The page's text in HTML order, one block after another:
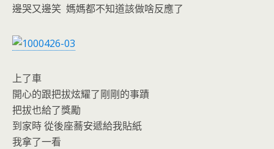
邊哭又邊笑 媽媽都不知道該做啥反應了
上了車
開心的跟把拔炫耀了剛剛的事蹟
把拔也給了獎勵
到家時 從後座蕎安遞給我貼紙
我拿了一看